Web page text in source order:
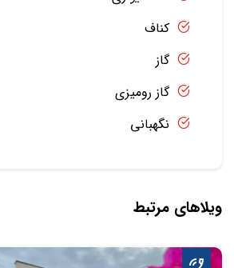
کناف
گاز
گاز رومیزی
نگهبانی
ویلاهای مرتبط